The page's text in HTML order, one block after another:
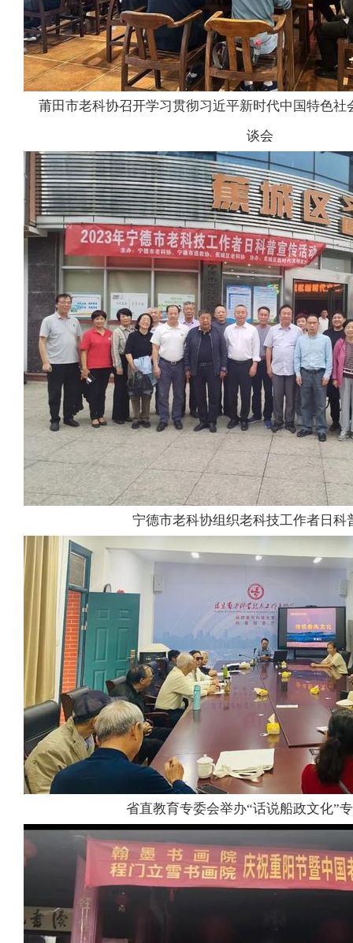
莆田市老科协召开学习贯彻习近平新时代中国特色社
谈会
宁德市老科协组织老科技工作者日科
省直教育专委会举办“话说船政文化”